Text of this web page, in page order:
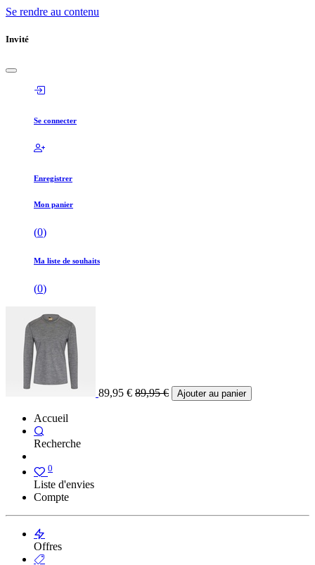
Se rendre au contenu
Invité
Se connecter
Enregistrer
Mon panier
(0)
Ma liste de souhaits
(0)
89,95 € 89,95€ Ajouter au panier
Accueil
Recherche
0
Liste d'envies
Compte
Offres